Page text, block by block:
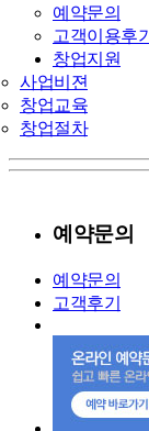
예약문의
고객이용후기
창업지원
사업비젼
창업교육
창업절차
예약문의
예약문의
고객후기